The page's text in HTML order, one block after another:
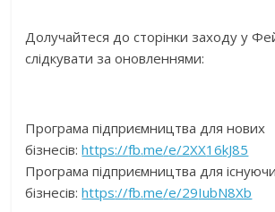
Долучайтеся до сторінки заходу у
слідкувати за оновленнями:
Програма підприємництва для нових
бізнесів:https://fb.me/e/2XX16kJ85
Програма підприємництва для
бізнесів:https://fb.me/e/29IubN8Xb